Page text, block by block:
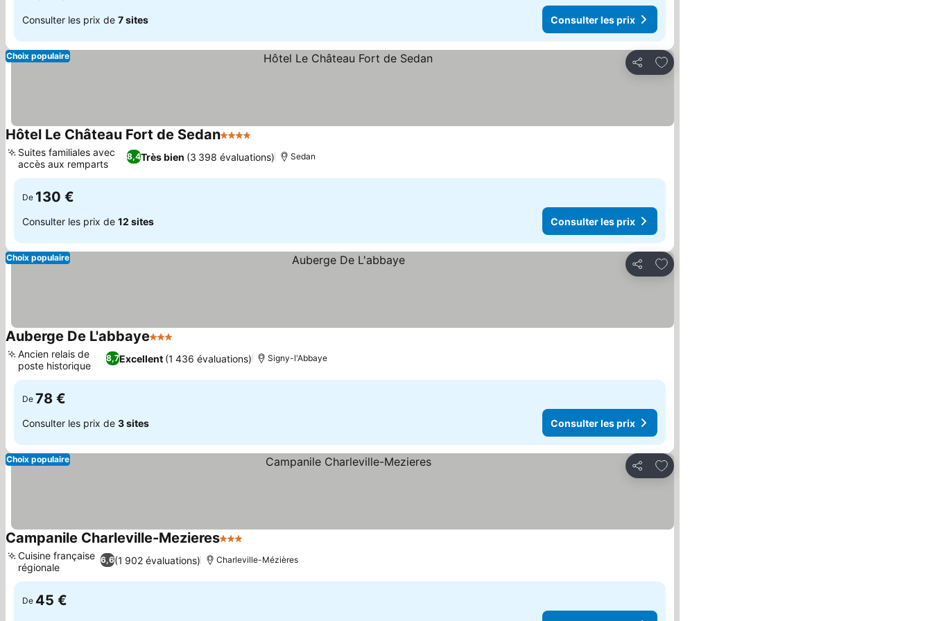
Consulter les prix de 7 sites Consulter les prix
Partager
Ajouter à mes favoris
Choix populaire
Hôtel Le Château Fort de Sedan4 Étoiles
8,4Très bien (3 398 évaluations)
Suites familiales avec
accès aux remparts
Sedan
De 130 €
Consulter les prix de 12 sites Consulter les prix
Partager
Ajouter à mes favoris
Choix populaire
Auberge De L'abbaye3 Étoiles
8,7Excellent (1 436 évaluations)
Ancien relais de
poste historique
Signy-l'Abbaye
De 78 €
Consulter les prix de 3 sites Consulter les prix
Partager
Ajouter à mes favoris
Choix populaire
Campanile Charleville-Mezieres3 Étoiles
6,6(1 902 évaluations)
Cuisine française
régionale
Charleville-Mézières
De 45 €